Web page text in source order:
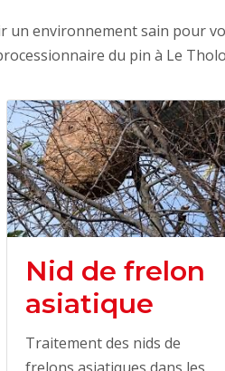
un environnement sain pour
du pin à Le
Nid de frelon
asiatique
Traitement des nids de